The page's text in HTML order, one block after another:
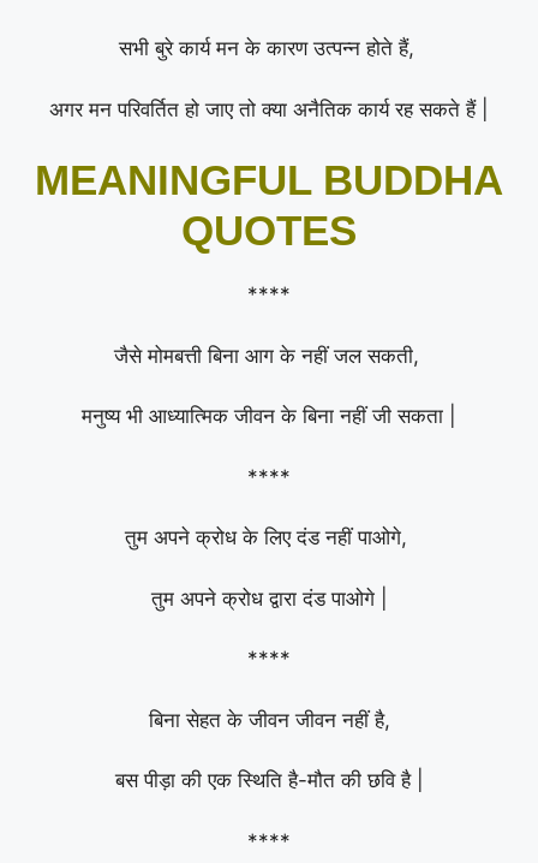
सभी बुरे कार्य मन के कारण उत्पन्न होते हैं,
अगर मन परिवर्तित हो जाए तो क्या अनैतिक कार्य रह सकते हैं |
MEANINGFUL BUDDHA
QUOTES
****
जैसे मोमबत्ती बिना आग के नहीं जल सकती,
मनुष्य भी आध्यात्मिक जीवन के बिना नहीं जी सकता |
****
तुम अपने क्रोध के लिए दंड नहीं पाओगे,
तुम अपने क्रोध द्वारा दंड पाओगे |
****
बिना सेहत के जीवन जीवन नहीं है,
बस पीड़ा की एक स्थिति है-मौत की छवि है |
****